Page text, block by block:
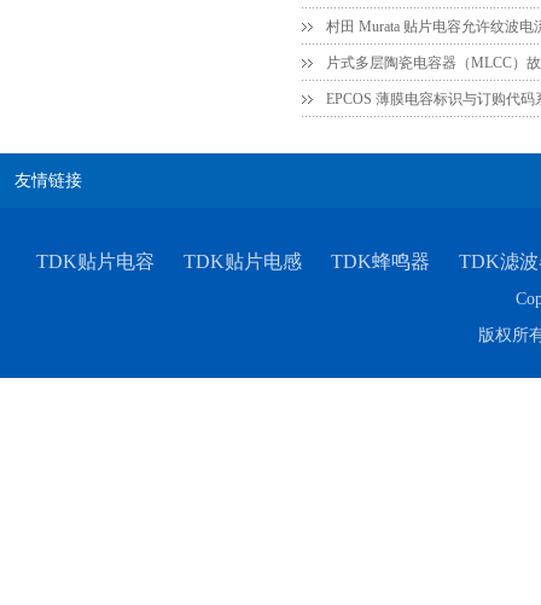
EPCOS 薄膜电容标识与订购代码
友情链接
TDK贴片电容 TDK贴片电感 TDK蜂鸣器 TDK滤
版权所